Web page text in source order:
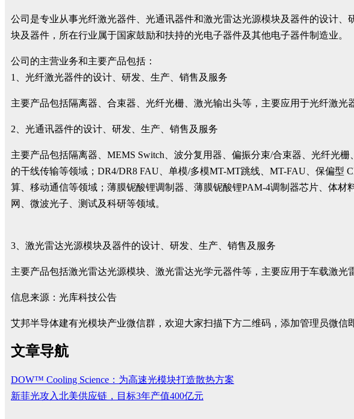
公司是专业从事光纤激光器件、光通讯器件和激光雷达光源模块及器件的设计
块及器件，所在行业属于国家鼓励和扶持的光电子器件及其他电子器件制造业。
公司的主营业务和主要产品包括：
1、光纤激光器件的设计、研发、生产、销售及服务
主要产品包括隔离器、合束器、光纤光栅、激光输出头等，主要应用于光纤激光
2、光通讯器件的设计、研发、生产、销售及服务
主要产品包括隔离器、MEMS Switch、波分复用器、偏振分束/合束器、光纤光
的干线传输等领域；DR4/DR8 FAU、单模/多模MT-MT跳线、MT-FAU、保偏
算、移动通信等领域；薄膜铌酸锂调制器、薄膜铌酸锂PAM-4调制器芯片、体
网、微波光子、测试及科研等领域。
3、激光雷达光源模块及器件的设计、研发、生产、销售及服务
主要产品包括激光雷达光源模块、激光雷达光学元器件等，主要应用于车载激光
信息来源：光库科技公告
艾邦半导体建有光模块产业微信群，欢迎大家扫描下方二维码，添加管理员微信
文章导航
DOW™ Cooling Science：为高速光模块打造散热方案
新菲光攻入北美供应链，目标3年产值400亿元